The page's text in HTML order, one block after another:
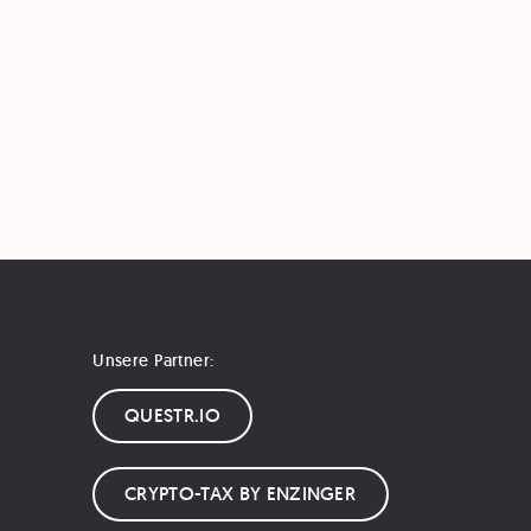
Unsere Partner:
QUESTR.IO
CRYPTO-TAX BY ENZINGER